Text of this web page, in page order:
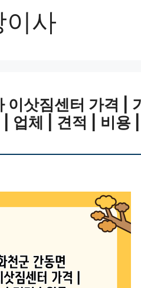
이사
이삿짐센터 가격 |
업체 | 견적 | 비용